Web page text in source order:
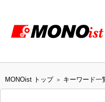
MONOist トップ > キーワード一